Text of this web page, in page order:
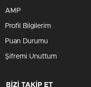
AMP
Profil Bilgilerim
Puan Durumu
Şifremi Unuttum
BİZİ TAKİP ET